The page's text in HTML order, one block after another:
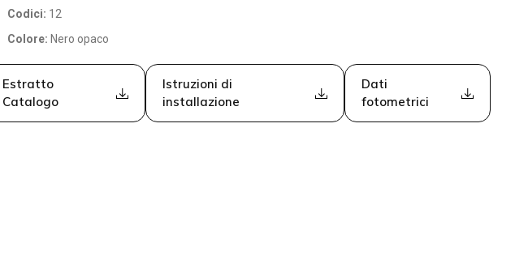
Codici: 12
Colore: Nero opaco
Estratto
Catalogo
Istruzioni di
installazione
Dati
fotometrici